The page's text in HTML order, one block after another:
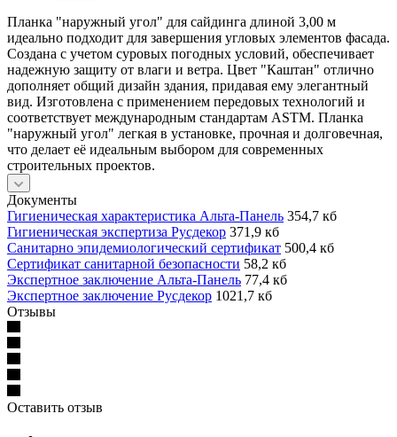
Планка "наружный угол" для сайдинга длиной 3,00 м
идеально подходит для завершения угловых элементов фасада.
Создана с учетом суровых погодных условий, обеспечивает
надежную защиту от влаги и ветра. Цвет "Каштан" отлично
дополняет общий дизайн здания, придавая ему элегантный
вид. Изготовлена с применением передовых технологий и
соответствует международным стандартам ASTM. Планка
"наружный угол" легкая в установке, прочная и долговечная,
что делает её идеальным выбором для современных
строительных проектов.
Документы
Гигиеническая характеристика Альта-Панель 354,7 кб
Гигиеническая экспертиза Русдекор 371,9 кб
Санитарно эпидемиологический сертификат 500,4 кб
Сертификат санитарной безопасности 58,2 кб
Экспертное заключение Альта-Панель 77,4 кб
Экспертное заключение Русдекор 1021,7 кб
Отзывы
Оставить отзыв